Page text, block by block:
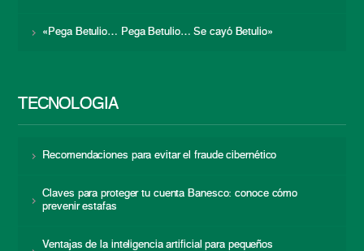
«Pega Betulio… Pega Betulio… Se cayó Betulio»
TECNOLOGÍA
Recomendaciones para evitar el fraude cibernético
Claves para proteger tu cuenta Banesco: conoce cómo
prevenir estafas
Ventajas de la inteligencia artificial para pequeños